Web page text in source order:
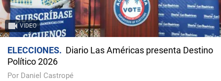
VIDEO
ELECCIONES
Diario Las Américas presenta Destino
Político 2026
Por Daniel Castropé